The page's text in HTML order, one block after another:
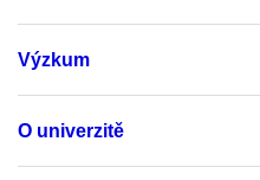
Výzkum
O univerzitě